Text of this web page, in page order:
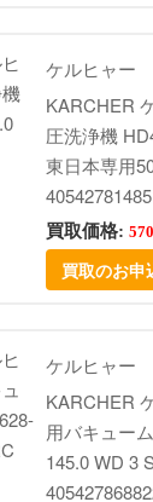
ケルヒャー
KARCHER
圧洗浄機
東日本専用
買取価格:
買取のお申
ケルヒャー
KARCHER
用バキュー
145.0 WD 3